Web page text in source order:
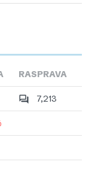
RASPRAVA
7,213